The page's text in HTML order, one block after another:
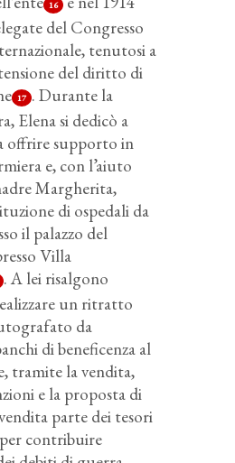
16
del Congresso
tenutosi a
del diritto di
17 . Durante la
Elena si dedicò a
offrire supporto in
e, con l’aiuto
Margherita,
di ospedali da
il palazzo del
Villa
. A lei risalgono
un ritratto
da
di beneficenza al
tramite la vendita,
e la proposta di
parte dei tesori
contribuire